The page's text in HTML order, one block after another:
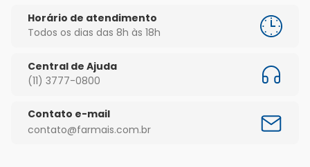
Horário de atendimento
Todos os dias das 8h às 18h
Central de Ajuda
(11) 3777-0800
Contato e-mail
contato@farmais.com.br